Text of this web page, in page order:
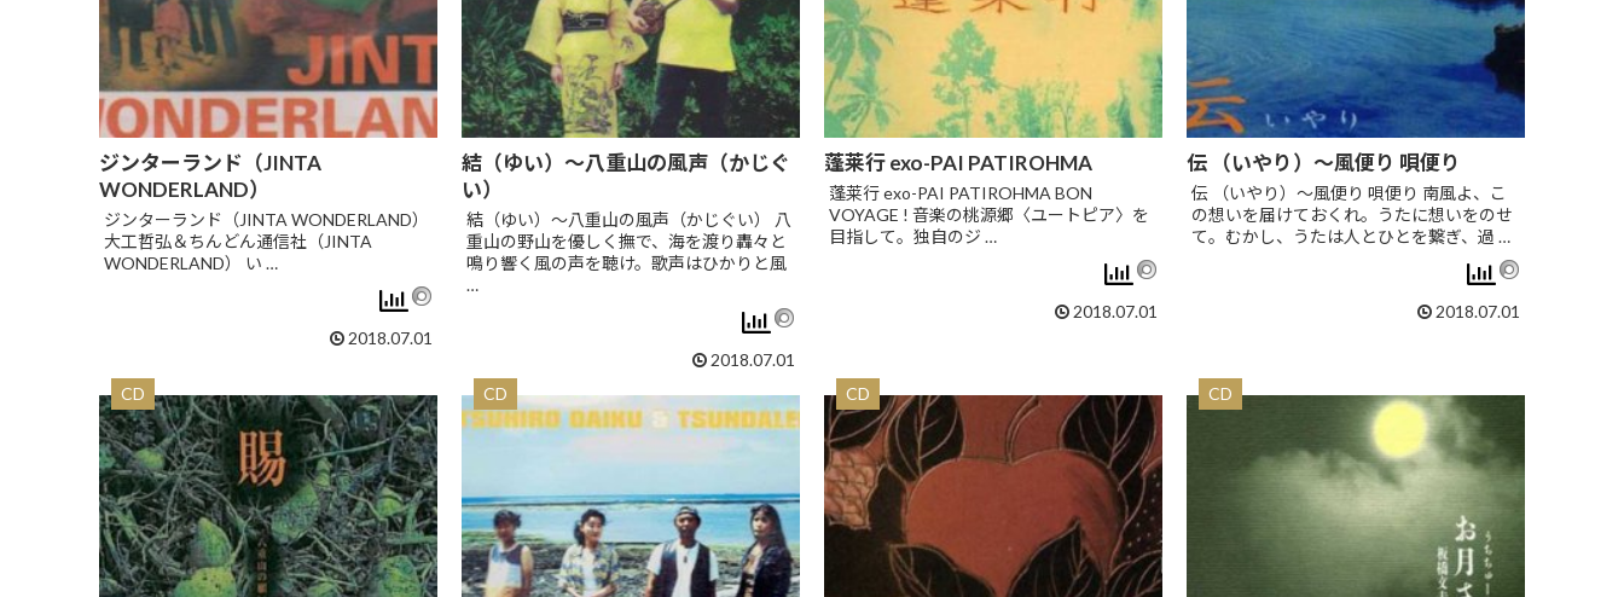
ジンターランド（JINTA
WONDERLAND）
ジンターランド（JINTA WONDERLAND）
大工哲弘＆ちんどん通信社（JINTA
WONDERLAND） い …
2018.07.01
結（ゆい）～八重山の風声（かじぐ
い）
結（ゆい）～八重山の風声（かじぐい） 八
重山の野山を優しく撫で、海を渡り轟々と
鳴り響く風の声を聴け。歌声はひかりと風
…
2018.07.01
蓬莱行 exo-PAI PATIROHMA
蓬莱行 exo-PAI PATIROHMA BON
VOYAGE ! 音楽の桃源郷〈ユートピア〉を
目指して。独自のジ …
2018.07.01
伝 （いやり）～風便り 唄便り
伝 （いやり）～風便り 唄便り 南風よ、こ
の想いを届けておくれ。うたに想いをのせ
て。むかし、うたは人とひとを繋ぎ、過 …
2018.07.01
CD CD CD CD